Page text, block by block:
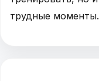
трудные моменты.